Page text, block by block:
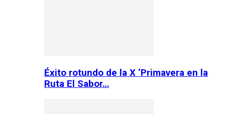
Éxito rotundo de la X ‘Primavera en la
Ruta El Sabor…